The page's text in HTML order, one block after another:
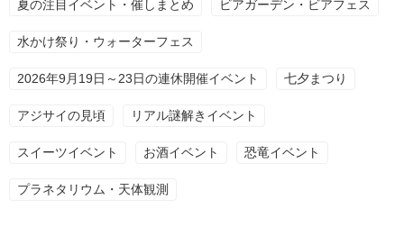
夏の注目イベント・催しまとめ ビアガーデン・ビアフェス
水かけ祭り・ウォーターフェス
2026年9月19日～23日の連休開催イベント 七夕まつり
アジサイの見頃 リアル謎解きイベント
スイーツイベント お酒イベント 恐竜イベント
プラネタリウム・天体観測